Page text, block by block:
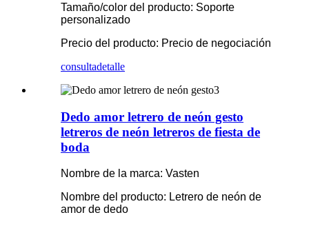
Tamaño/color del producto: Soporte
personalizado
Precio del producto: Precio de negociación
consultadetalle
Dedo amor letrero de neón gesto
letreros de neón letreros de fiesta de
boda
Nombre de la marca: Vasten
Nombre del producto: Letrero de neón de
amor de dedo